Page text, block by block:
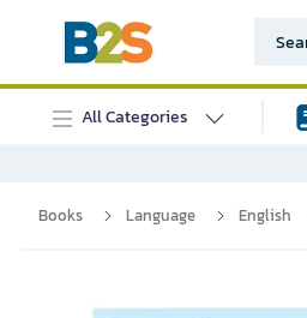
All Categories
Books Language English